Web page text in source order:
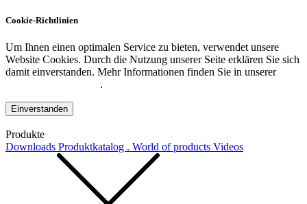
Cookie-Richtlinien
Um Ihnen einen optimalen Service zu bieten, verwendet unsere
Website Cookies. Durch die Nutzung unserer Seite erklären Sie sich
damit einverstanden. Mehr Informationen finden Sie in unserer
.
Einverstanden
Produkte
Downloads Produktkatalog . World of products Videos